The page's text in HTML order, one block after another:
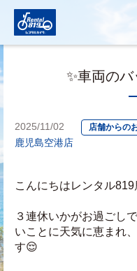
✨車両の
2025/11/02 店舗からの
鹿児島空港店
こんにちはレンタル
３連休いかがお過ごし
いことに天気に恵まれ
す😌